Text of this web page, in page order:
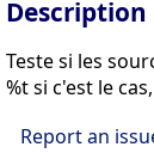
Description
Teste si les
%t si c'est le cas,
Report an